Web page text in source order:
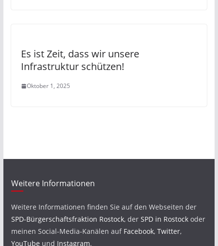
Es ist Zeit, dass wir unsere
Infrastruktur schützen!
Oktober 1, 2025
Weitere Informationen
Weitere Informationen finden Sie auf den Webseiten der
SPD-Bürgerschaftsfraktion Rostock, der SPD in Rostockoder
meinen Social-Media-Kanälen auf Facebook, Twitter,
YouTube und Instagram.